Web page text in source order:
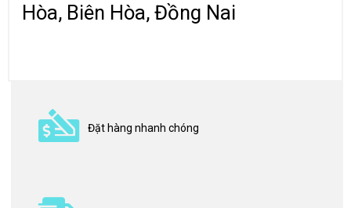
Hòa, Biên Hòa, Đồng Nai
Đặt hàng nhanh chóng